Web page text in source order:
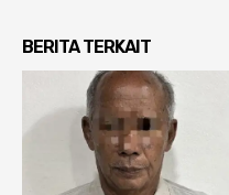
BERITA TERKAIT